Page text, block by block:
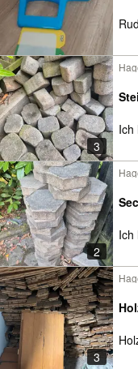
3
Ich
2
Ich
3